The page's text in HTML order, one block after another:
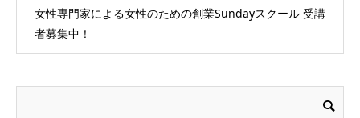
女性専門家による女性のための創業Sundayスクール 受講
者募集中！